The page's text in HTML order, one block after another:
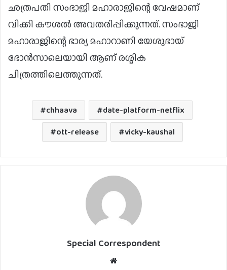
ഛത്രപതി സംഭാജി മഹാരാജിന്റെ വേഷമാണ്
വിക്കി കൗശല്‍ അവതരിപ്പിക്കുന്നത്. സംഭാജി
മഹാരാജിന്റെ ഭാര്യ മഹാറാണി യേശുഭായ്
ഭോന്‍സാലെയായി ആണ് രശ്മിക
ചിത്രത്തിലെത്തുന്നത്.
chhaava
date-platform-netflix
ott-release
vicky-kaushal
Special Correspondent